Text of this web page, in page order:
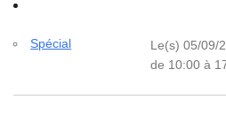
Spécial
Le(s) 05/09/
de 10:00 à